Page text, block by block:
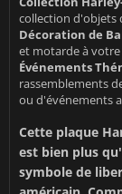
collection d'objets
Décoration de
et motarde à
Événements
rassemblements
ou d'événements
Cette plaque
est bien plus
symbole de